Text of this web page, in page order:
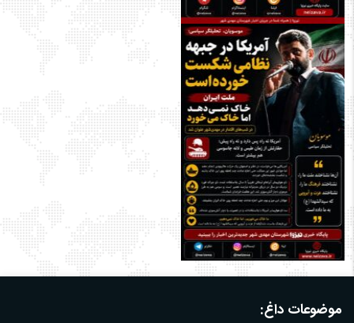
موضوعات داغ: